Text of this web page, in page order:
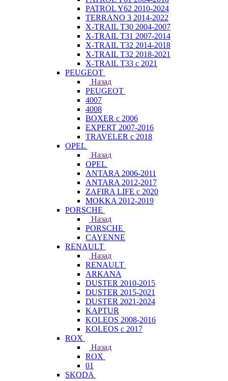
PATROL Y62 2010-2024
TERRANO 3 2014-2022
X-TRAIL T30 2004-2007
X-TRAIL T31 2007-2014
X-TRAIL T32 2014-2018
X-TRAIL T32 2018-2021
X-TRAIL T33 с 2021
PEUGEOT
Назад
PEUGEOT
4007
4008
BOXER с 2006
EXPERT 2007-2016
TRAVELER с 2018
OPEL
Назад
OPEL
ANTARA 2006-2011
ANTARA 2012-2017
ZAFIRA LIFE с 2020
MOKKA 2012-2019
PORSCHE
Назад
PORSCHE
CAYENNE
RENAULT
Назад
RENAULT
ARKANA
DUSTER 2010-2015
DUSTER 2015-2021
DUSTER 2021-2024
KAPTUR
KOLEOS 2008-2016
KOLEOS с 2017
ROX
Назад
ROX
01
SKODA